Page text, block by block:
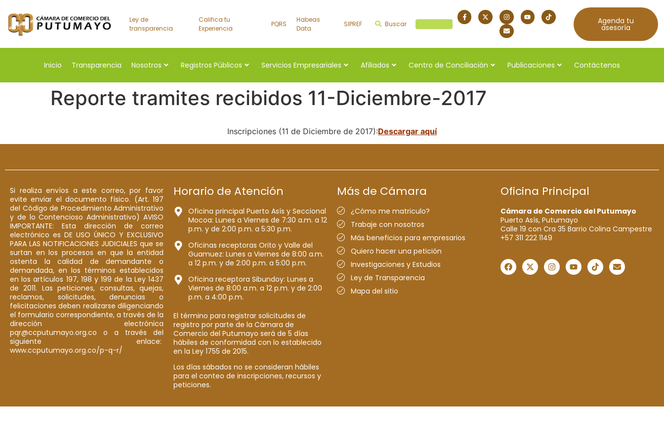
Ley de
transparencia
Califica tu
Experiencia
PQRS
Habeas
Data
SIPREF Buscar Agenda tu
asesoría
Inicio Transparencia Nosotros Registros Públicos Servicios Empresariales Afiliados Centro de Conciliación Publicaciones Contáctenos
Reporte tramites recibidos 11-Diciembre-2017
Inscripciones (11 de Diciembre de 2017):Descargar aquí
Si realiza envíos a este correo, por favor
evite enviar el documento físico. (Art. 197
del Código de Procedimiento Administrativo
y de lo Contencioso Administrativo) AVISO
IMPORTANTE: Esta dirección de correo
electrónico es DE USO ÚNICO Y EXCLUSIVO
PARA LAS NOTIFICACIONES JUDICIALES que se
surtan en los procesos en que la entidad
ostenta la calidad de demandante o
demandada, en los términos establecidos
en los artículos 197, 198 y 199 de la Ley 1437
de 2011. Las peticiones, consultas, quejas,
reclamos, solicitudes, denuncias o
felicitaciones deben realizarse diligenciando
el formulario correspondiente, a través de la
dirección electrónica
pqr@ccputumayo.org.co o a través del
siguiente enlace:
www.ccputumayo.org.co/p-q-r/
Horario de Atención
Oficina principal Puerto Asís y Seccional
Mocoa: Lunes a Viernes de 7:30 a.m. a 12
p.m. y de 2:00 p.m. a 5:30 p.m.
Oficinas receptoras Orito y Valle del
Guamuez: Lunes a Viernes de 8:00 a.m.
a 12 p.m. y de 2:00 p.m. a 5:00 p.m.
Oficina receptora Sibundoy: Lunes a
Viernes de 8:00 a.m. a 12 p.m. y de 2:00
p.m. a 4:00 p.m.
El término para registrar solicitudes de
registro por parte de la Cámara de
Comercio del Putumayo será de 5 días
hábiles de conformidad con lo establecido
en la Ley 1755 de 2015.
Los días sábados no se consideran hábiles
para el conteo de inscripciones, recursos y
peticiones.
Más de Cámara
¿Cómo me matriculo?
Trabaje con nosotros
Más beneficios para empresarios
Quiero hacer una petición
Investigaciones y Estudios
Ley de Transparencia
Mapa del sitio
Oficina Principal
Cámara de Comercio del Putumayo
Puerto Asís, Putumayo
Calle 19 con Cra 35 Barrio Colina Campestre
+57 311 222 1149